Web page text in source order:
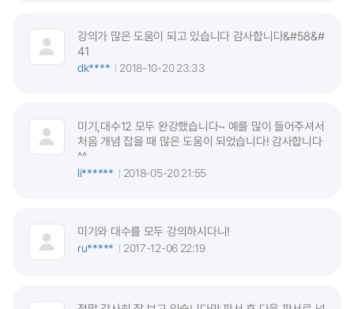
강의가 많은 도움이 되고 있습니다 감사합니다&#58&#
41
dk****
2018-10-20 23:33
미기,대수12 모두 완강했습니다~ 예를 많이 들어주셔서
처음 개념 잡을 때 많은 도움이 되었습니다! 감사합니다
^^
li******
2018-05-20 21:55
미기와 대수를 모두 강의하시다니!
ru*****
2017-12-06 22:19